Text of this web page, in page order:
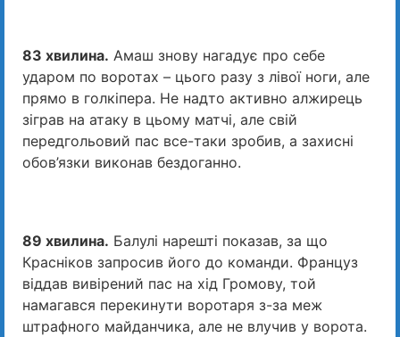
83 хвилина. Амаш знову нагадує про себе
ударом по воротах – цього разу з лівої ноги, але
прямо в голкіпера. Не надто активно алжирець
зіграв на атаку в цьому матчі, але свій
передгольовий пас все-таки зробив, а захисні
обов’язки виконав бездоганно.
89 хвилина. Балулі нарешті показав, за що
Красніков запросив його до команди. Француз
віддав вивірений пас на хід Громову, той
намагався перекинути воротаря з-за меж
штрафного майданчика, але не влучив у ворота.